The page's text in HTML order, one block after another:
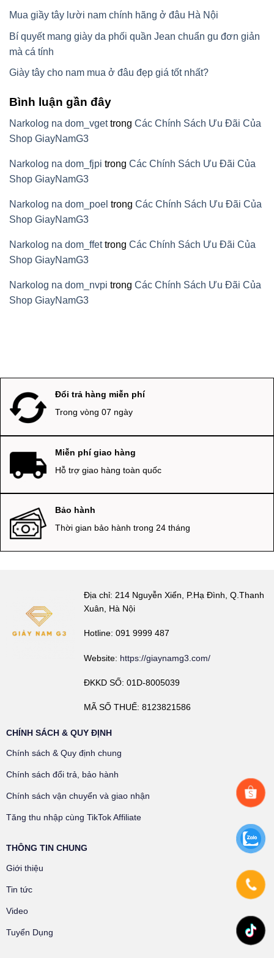
Mua giầy tây lười nam chính hãng ở đâu Hà Nội
Bí quyết mang giày da phối quần Jean chuẩn gu đơn giản
mà cá tính
Giày tây cho nam mua ở đâu đẹp giá tốt nhất?
Bình luận gần đây
Narkolog na dom_vgettrong Các Chính Sách Ưu Đãi Của
Shop GiayNamG3
Narkolog na dom_fjpi trong Các Chính Sách Ưu Đãi Của
Shop GiayNamG3
Narkolog na dom_poel trong Các Chính Sách Ưu Đãi Của
Shop GiayNamG3
Narkolog na dom_ffettrong Các Chính Sách Ưu Đãi Của
Shop GiayNamG3
Narkolog na dom_nvpi trong Các Chính Sách Ưu Đãi Của
Shop GiayNamG3
Đổi trả hàng miễn phí
Trong vòng 07 ngày
Miễn phí giao hàng
Hỗ trợ giao hàng toàn quốc
Bảo hành
Thời gian bảo hành trong 24 tháng
Địa chỉ: 214 Nguyễn Xiển, P.Hạ Đình, Q.Thanh
Xuân, Hà Nội
Hotline: 091 9999 487
Website: https://giaynamg3.com/
ĐKKD SỐ: 01D-8005039
MÃ SỐ THUẾ: 8123821586
CHÍNH SÁCH & QUY ĐỊNH
Chính sách & Quy định chung
Chính sách đổi trả, bảo hành
Chính sách vận chuyển và giao nhận
Tăng thu nhập cùng TikTok Affiliate
THÔNG TIN CHUNG
Giới thiệu
Tin tức
Video
Tuyển Dụng